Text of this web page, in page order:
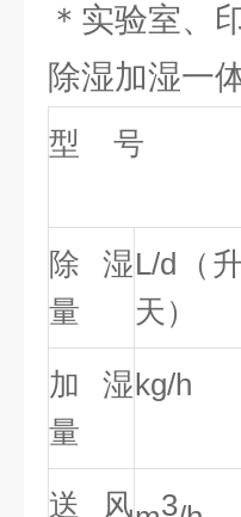
＊实验室、
除湿加湿一
型 号
除湿
量
L/d（
天）
加湿
量
kg/h
送风
3